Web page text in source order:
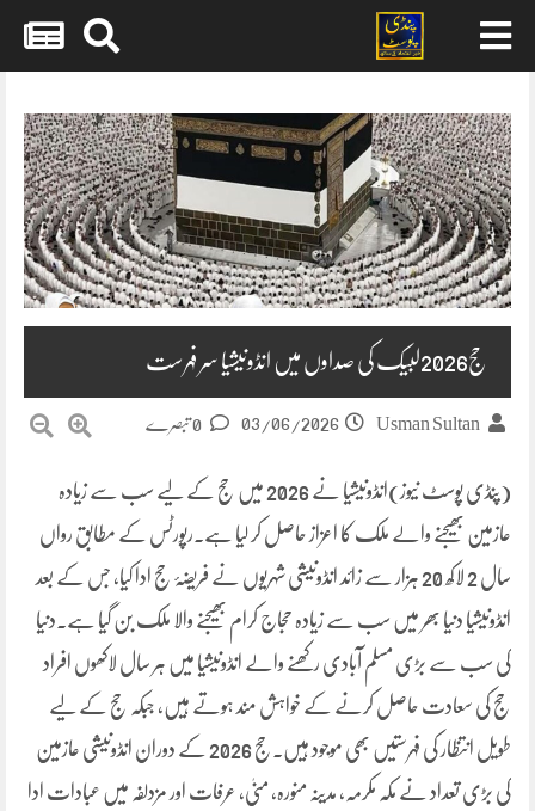
content
حج2026لبیک کی صداوں میں انڈونیشیا سر فہرست
Usman Sultan
03/06/2026
(پنڈی پوسٹ نیوز)انڈونیشیا نے 2026 میں حج کے لیے سب سے زیادہ
عازمین بھیجنے والے ملک کا اعزاز حاصل کر لیا ہے۔رپورٹس کے مطابق رواں
سال 2 لاکھ 20 ہزار سے زائد انڈونیشی شہریوں نے فریضۂ حج ادا کیا، جس کے بعد
انڈونیشیا دنیا بھر میں سب سے زیادہ حجاج کرام بھیجنے والا ملک بن گیا ہے۔دنیا
کی سب سے بڑی مسلم آبادی رکھنے والے انڈونیشیا میں ہر سال لاکھوں افراد
حج کی سعادت حاصل کرنے کے خواہش مند ہوتے ہیں، جبکہ حج کے لیے
طویل انتظار کی فہرستیں بھی موجود ہیں۔حج 2026 کے دوران انڈونیشی عازمین
کی بڑی تعداد نے مکہ مکرمہ، مدینہ منورہ، منیٰ، عرفات اور مزدلفہ میں عبادات ادا